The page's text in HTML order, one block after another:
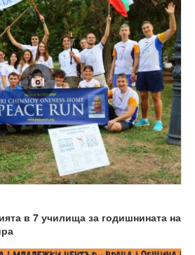
в 7 училища за годишнината на